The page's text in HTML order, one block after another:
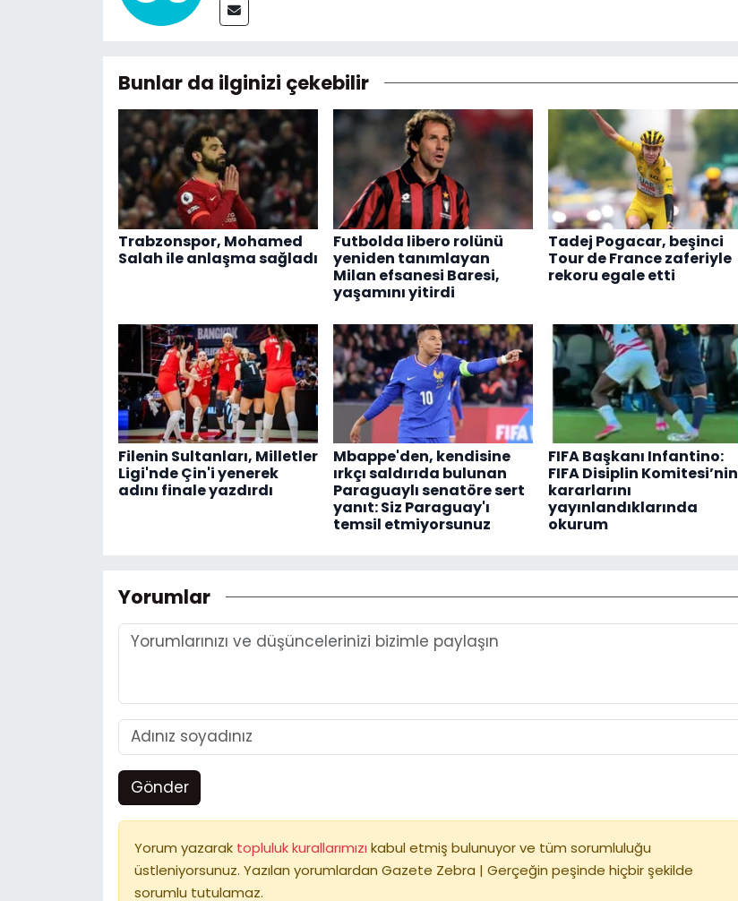
Bunlar da ilginizi çekebilir
Trabzonspor, Mohamed
Salah ile anlaşma sağladı
Futbolda libero rolünü
yeniden tanımlayan
Milan efsanesi Baresi,
yaşamını yitirdi
Tadej Pogacar, beşinci
Tour de France zaferiyle
rekoru egale etti
Filenin Sultanları, Milletler
Ligi'nde Çin'i yenerek
adını finale yazdırdı
Mbappe'den, kendisine
ırkçı saldırıda bulunan
Paraguaylı senatöre sert
yanıt: Siz Paraguay'ı
temsil etmiyorsunuz
FIFA Başkanı Infantino:
FIFA Disiplin Komitesi’nin
kararlarını
yayınlandıklarında
okurum
Yorumlar
Gönder
Yorum yazarak topluluk kurallarımızı kabul etmiş bulunuyor ve tüm sorumluluğu
üstleniyorsunuz. Yazılan yorumlardan Gazete Zebra | Gerçeğin peşinde hiçbir şekilde
sorumlu tutulamaz.